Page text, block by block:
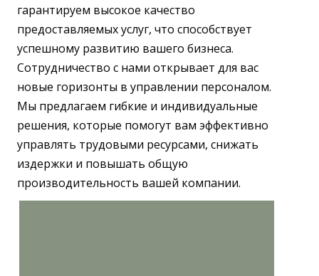
гарантируем высокое качество
предоставляемых услуг, что способствует
успешному развитию вашего бизнеса.
Сотрудничество с нами открывает для вас
новые горизонты в управлении персоналом.
Мы предлагаем гибкие и индивидуальные
решения, которые помогут вам эффективно
управлять трудовыми ресурсами, снижать
издержки и повышать общую
производительность вашей компании.